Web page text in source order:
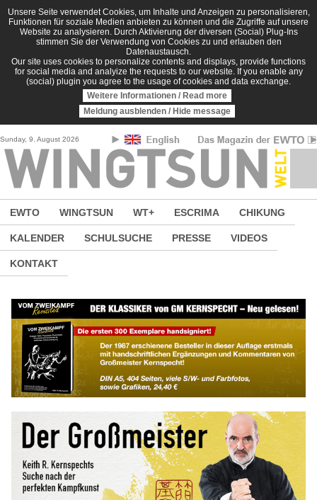
Direkt zum Inhalt
Unsere Seite verwendet Cookies, um Inhalte und Anzeigen zu personalisieren,
Funktionen für soziale Medien anbieten zu können und die Zugriffe auf unsere
Website zu analysieren. Durch Aktivierung der diversen (Social) Plug-Ins
stimmen Sie der Verwendung von Cookies zu und erlauben den
Datenaustausch.
Our site uses cookies to personalize contents and displays, provide functions
for social media and analyize the requests to our website. If you enable any
(social) plugin you agree to the usage of cookies and data exchange.
Weitere Informationen / Read more
Meldung ausblenden / Hide message
Sunday, 9. August 2026
EWTO WINGTSUN WT+ ESCRIMA CHIKUNG
KALENDER SCHULSUCHE PRESSE VIDEOS
KONTAKT